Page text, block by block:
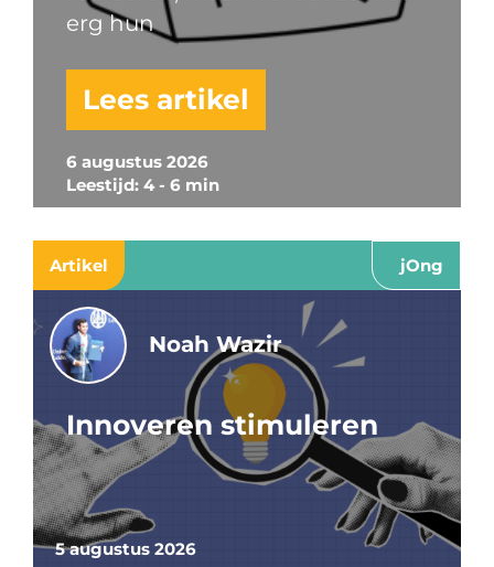
6 augustus 2026
Leestijd: 4 - 6 min
erg hun
Lees artikel
Artikel jOng
5 augustus 2026
Noah Wazir
Innoveren stimuleren